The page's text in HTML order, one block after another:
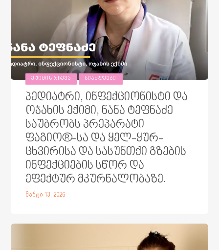
ᲔᲥᲘᲛᲘᲡ ᲠᲩᲔᲕᲐ ᲡᲘᲐᲮᲚᲔᲔᲑᲘ
პედიატრი, ინფექციონისტი და
ოჯახის ექიმი, ნანა ტეფნაძე
საუბრობს პრეპარატი
ფაგიო®-სა და ყელ-ყურ-
ცხვირისა და სასუნთქი გზების
ინფექციების სწორ და
ეფექტურ მკურნალობაზე.
მარტი 13, 2026